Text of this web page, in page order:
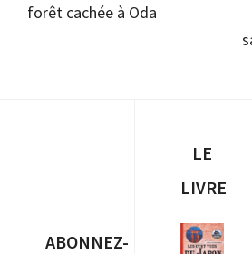
forêt cachée à Oda
ABONNEZ-
LE
LIVRE